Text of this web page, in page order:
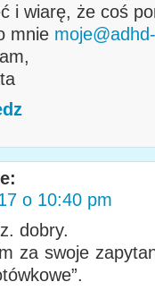
i wiarę, że coś
mnie
o 10:40 pm
dobry.
za swoje